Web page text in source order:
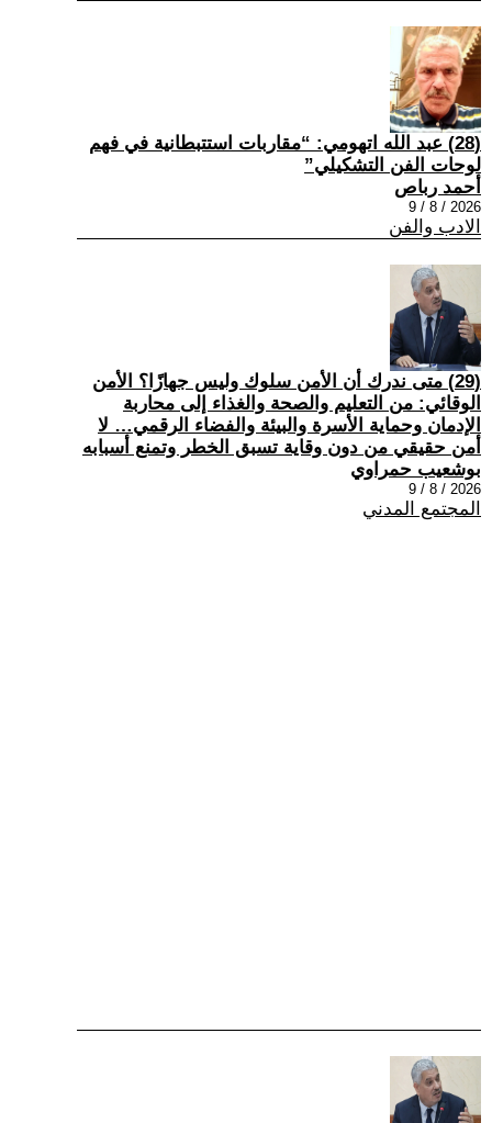
(28) عبد الله اتهومي: “مقاربات استتبطانية في فهم
لوحات الفن التشكيلي”
أحمد رباص
2026 / 8 / 9
الادب والفن
(29) متى ندرك أن الأمن سلوك وليس جهازًا؟ الأمن
الوقائي: من التعليم والصحة والغذاء إلى محاربة
الإدمان وحماية الأسرة والبيئة والفضاء الرقمي… لا
أمن حقيقي من دون وقاية تسبق الخطر وتمنع أسبابه
بوشعيب حمراوي
2026 / 8 / 9
المجتمع المدني